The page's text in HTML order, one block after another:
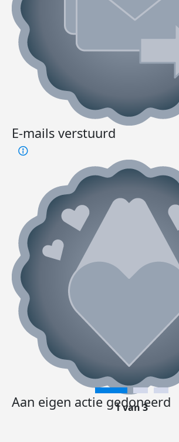
E-mails verstuurd
Aan eigen actie gedoneerd
1 van 3